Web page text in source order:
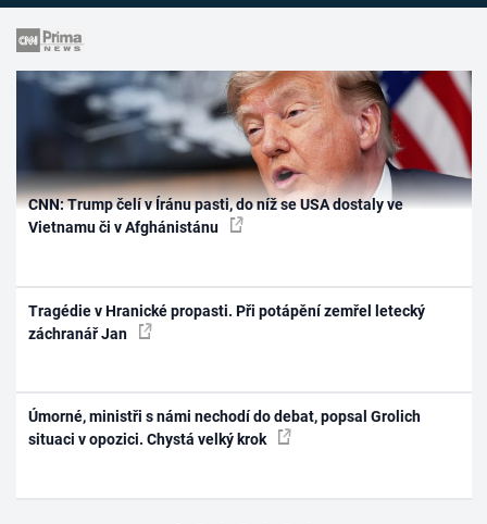
CNN: Trump čelí v Íránu pasti, do níž se USA dostaly ve
Vietnamu či v Afghánistánu
Tragédie v Hranické propasti. Při potápění zemřel letecký
záchranář Jan
Úmorné, ministři s námi nechodí do debat, popsal Grolich
situaci v opozici. Chystá velký krok